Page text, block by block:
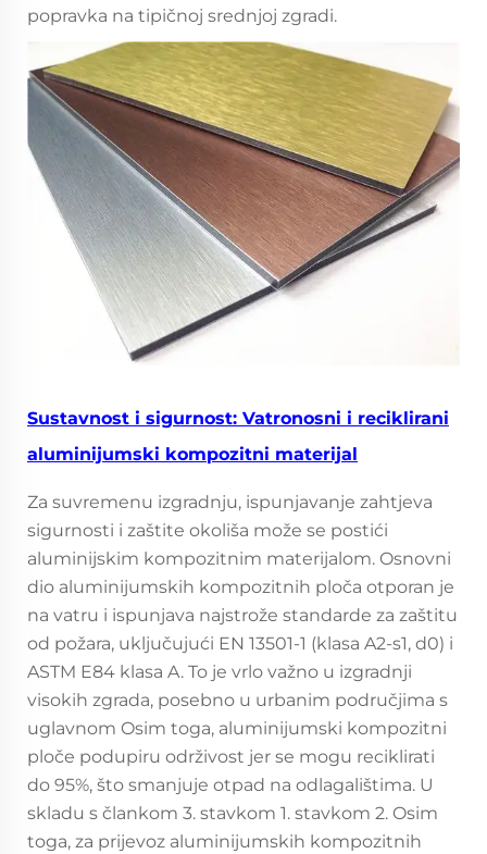
popravka na tipičnoj srednjoj zgradi.
Sustavnost i sigurnost: Vatronosni i reciklirani
aluminijumski kompozitni materijal
Za suvremenu izgradnju, ispunjavanje zahtjeva
sigurnosti i zaštite okoliša može se postići
aluminijskim kompozitnim materijalom. Osnovni
dio aluminijumskih kompozitnih ploča otporan je
na vatru i ispunjava najstrože standarde za zaštitu
od požara, uključujući EN 13501-1 (klasa A2-s1, d0) i
ASTM E84 klasa A. To je vrlo važno u izgradnji
visokih zgrada, posebno u urbanim područjima s
uglavnom Osim toga, aluminijumski kompozitni
ploče podupiru održivost jer se mogu reciklirati
do 95%, što smanjuje otpad na odlagalištima. U
skladu s člankom 3. stavkom 1. stavkom 2. Osim
toga, za prijevoz aluminijumskih kompozitnih